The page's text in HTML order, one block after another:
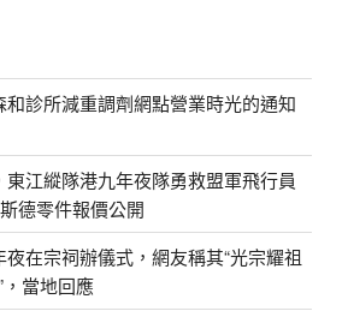
診所減重調劑網點營業時光的通知
江縱隊港九年夜隊勇救盟軍飛行員
德零件報價公開
在宗祠辦儀式，網友稱其“光宗耀祖
當地回應